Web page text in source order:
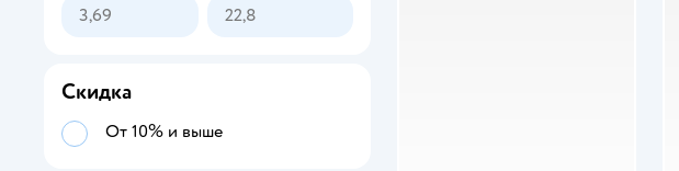
Скидка
От 10% и выше